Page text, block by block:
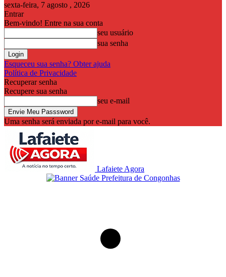
sexta-feira, 7 agosto , 2026
Entrar
Bem-vindo! Entre na sua conta
seu usuário
sua senha
Esqueceu sua senha? Obter ajuda
Política de Privacidade
Recuperar senha
Recupere sua senha
seu e-mail
Uma senha será enviada por e-mail para você.
Lafaiete Agora